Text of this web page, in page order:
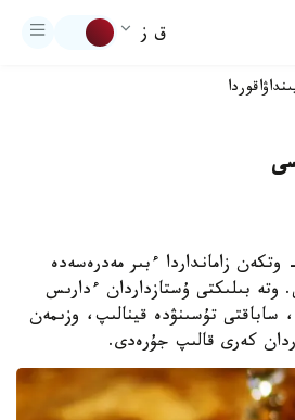
ق ز
اقوردا
زامانداردا ءبىر مەدرەسەدە
وتە بىلىكتى ۇستازداردان ءدارىس
ساباقتى تۇسىنۋدە قينالىپ، وزىمەن
كەرى قالىپ جۇرەدى.